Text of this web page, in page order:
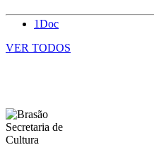
1Doc
VER TODOS